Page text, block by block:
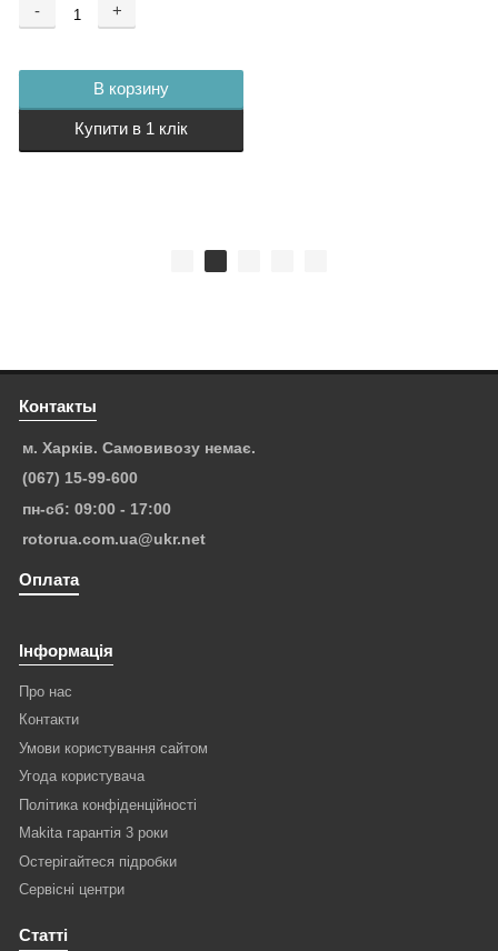
- +
В корзину
Купити в 1 клік
Контакты
м. Харків. Самовивозу немає.
(067) 15-99-600
пн-сб: 09:00 - 17:00
rotorua.com.ua@ukr.net
Оплата
Інформація
Про нас
Контакти
Умови користування сайтом
Угода користувача
Політика конфіденційності
Makita гарантія 3 роки
Остерігайтеся підробки
Сервісні центри
Статті